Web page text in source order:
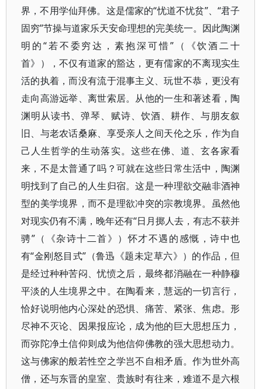
界，不用学仙拜佛。这是儒家的“忧道不忧贫”、“君子
固穷”节操与道家乐天安命理想的完美统一。因此陶渊
明的“若不委穷达，素抱深可惜”（《饮酒二十
首》），不仅有道家的豁达，更有儒家的不离现实生
活的执着，而没有流于混事主义、玩世不恭，更没有
走向高游远举、离世索居。从他的一生和著述看，陶
渊明从读书、弹琴、赋诗、饮酒、耕作、与朋友叙
旧、与老农话桑麻、享受亲人之间天伦之乐，作为自
己人生哲学的生动落实。这些在佛、道、玄各家看
来，不是太普通了吗？可就在这些日常生活中，陶渊
明找到了自己的人生归宿。这是一种理欲交融非酒神
型的美学境界，而不是理欲冲突的宗教境界。虽然他
对现实仍有不满，晚年还有“日月掷人去，有志不获并
骋”（《杂诗十二首》）怀才不遇的感慨，诗中也
有“金刚怒目式”（鲁迅《题未定草六》）的作品，但
是经过种种苦闷、忧愤之后，最终都消融在一种静穆
平淡的人生境界之中。在陶看来，慧远的一切言行，
恰好说明他内心深处的恐惧、痛苦、紧张、焦虑。形
尽神不灭论、因果报应论，成为他的巨大思想压力，
而弥陀净土信仰则成为他信仰佛教的强大思想动力。
这与佛家的般若性空之学岂不自相矛盾。作为世外高
僧，还与东晋的皇室、贵族时有往来，难道不是六根